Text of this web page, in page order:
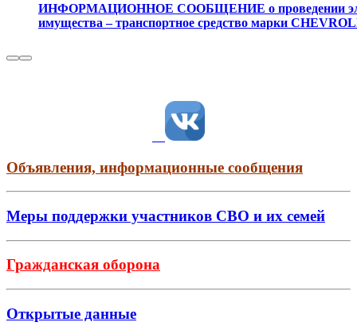
ИНФОРМАЦИОННОЕ СООБЩЕНИЕ о проведении
имущества – транспортное средство марки
Объявления, информационные сообщения
Меры поддержки участников СВО и их семей
Гражданская оборона
Открытые данные